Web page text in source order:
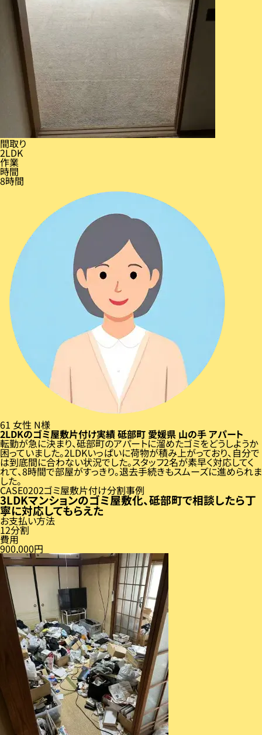
間取り
2LDK
作業
時間
8時間
61 女性 N様
2LDKのゴミ屋敷片付け実績砥部町 愛媛県 山の手アパート
転勤が急に決まり、砥部町のアパートに溜めたゴミをどうしようか
困っていました。2LDKいっぱいに荷物が積み上がっており、自分で
は到底間に合わない状況でした。スタッフ2名が素早く対応してく
れて、8時間で部屋がすっきり。退去手続きもスムーズに進められま
した。
CASE 02ゴミ屋敷片付け分割事例
3LDKマンションのゴミ屋敷化、砥部町で相談したら丁
寧に対応してもらえた
お支払い方法
12分割
費用
900,000円